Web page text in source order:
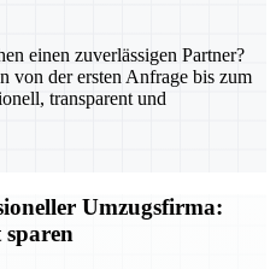
einen zuverlässigen Partner?
von der ersten Anfrage bis zum
transparent und
Umzugsfirma:
sparen